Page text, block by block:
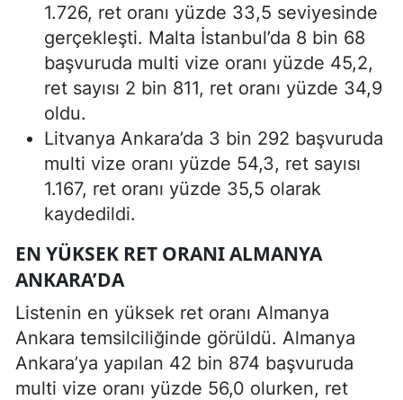
1.726, ret oranı yüzde 33,5 seviyesinde
gerçekleşti. Malta İstanbul’da 8 bin 68
başvuruda multi vize oranı yüzde 45,2,
ret sayısı 2 bin 811, ret oranı yüzde 34,9
oldu.
Litvanya Ankara’da 3 bin 292 başvuruda
multi vize oranı yüzde 54,3, ret sayısı
1.167, ret oranı yüzde 35,5 olarak
kaydedildi.
EN YÜKSEK RET ORANI ALMANYA
ANKARA’DA
Listenin en yüksek ret oranı Almanya
Ankara temsilciliğinde görüldü. Almanya
Ankara’ya yapılan 42 bin 874 başvuruda
multi vize oranı yüzde 56,0 olurken, ret